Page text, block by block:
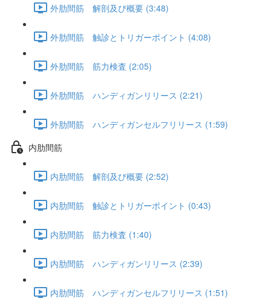
外肋間筋 解剖及び概要 (3:48)
外肋間筋 触診とトリガーポイント (4:08)
外肋間筋 筋力検査 (2:05)
外肋間筋 ハンディガンリリース (2:21)
外肋間筋 ハンディガンセルフリリース (1:59)
内肋間筋
内肋間筋 解剖及び概要 (2:52)
内肋間筋 触診とトリガーポイント (0:43)
内肋間筋 筋力検査 (1:40)
内肋間筋 ハンディガンリリース (2:39)
内肋間筋 ハンディガンセルフリリース (1:51)